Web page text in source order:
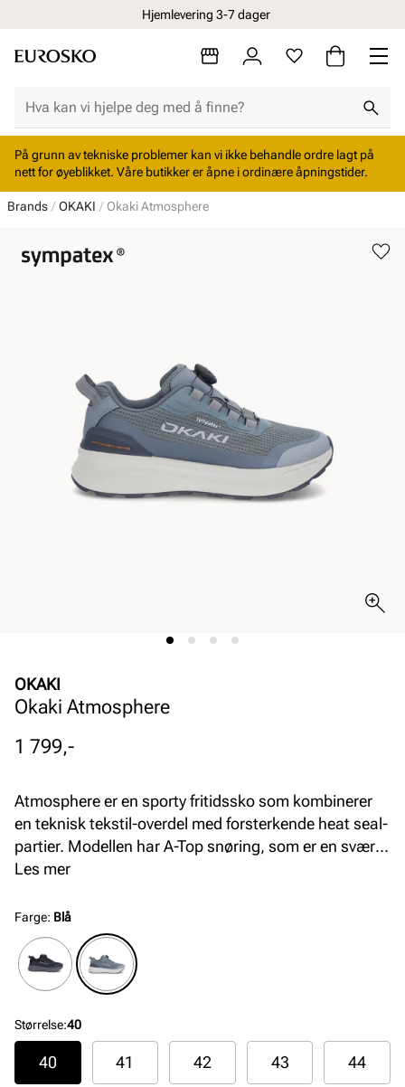
Hjemlevering 3-7 dager
På grunn av tekniske problemer kan vi ikke behandle ordre lagt på
nett for øyeblikket. Våre butikker er åpne i ordinære åpningstider.
Brands OKAKI Okaki Atmosphere
OKAKI
Okaki Atmosphere
Pris
1 799,-
Atmosphere er en sporty fritidssko som kombinerer
en teknisk tekstil-overdel med forsterkende heat seal-
partier. Modellen har A-Top snøring, som er en svært
praktisk og effektiv snørefunksjon. Yttersålen består
materiale, og den har gummi under som øker
slitestyrken. MaxGrip-teknologien sikrer et sikkert
fotfeste, perfekt for aktive dager. Ideell for både fritid
og sport, gir den en moderne og funksjonell stil.
Les mer
Farge: Blå
Størrelse:40
40 41 42 43 44